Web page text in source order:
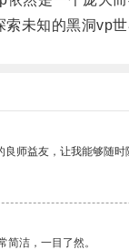
知的黑洞vp世
师益友，让我能够随时
简洁，一目了然。